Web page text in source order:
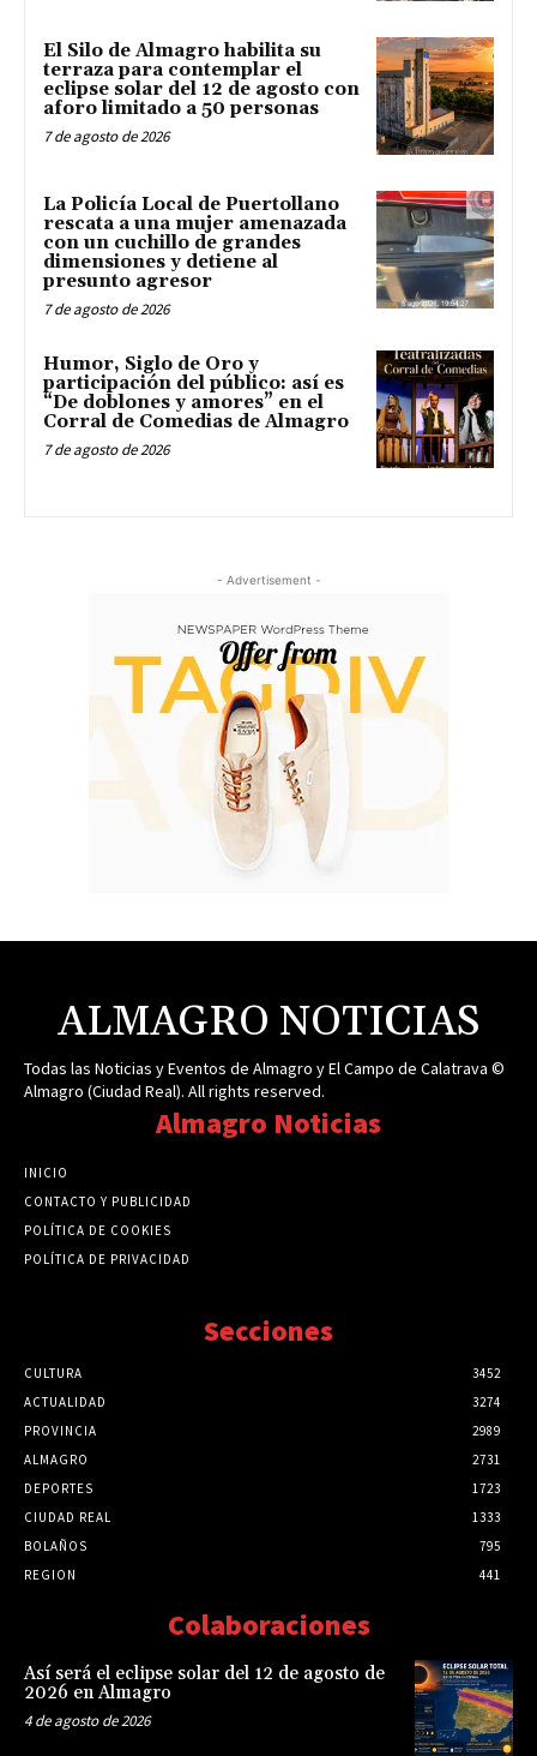
El Silo de Almagro habilita su
terraza para contemplar el
eclipse solar del 12 de agosto con
aforo limitado a 50 personas
7 de agosto de 2026
La Policía Local de Puertollano
rescata a una mujer amenazada
con un cuchillo de grandes
dimensiones y detiene al
presunto agresor
7 de agosto de 2026
Humor, Siglo de Oro y
participación del público: así es
“De doblones y amores” en el
Corral de Comedias de Almagro
7 de agosto de 2026
- Advertisement -
ALMAGRO NOTICIAS
Todas las Noticias y Eventos de Almagro y El Campo de Calatrava ©
Almagro (Ciudad Real). All rights reserved.
Almagro Noticias
INICIO
CONTACTO Y PUBLICIDAD
POLÍTICA DE COOKIES
POLÍTICA DE PRIVACIDAD
Secciones
CULTURA
3452
ACTUALIDAD
3274
PROVINCIA
2989
ALMAGRO
2731
DEPORTES
1723
CIUDAD REAL
1333
BOLAÑOS
795
REGION
441
Colaboraciones
Así será el eclipse solar del 12 de agosto de
2026 en Almagro
4 de agosto de 2026